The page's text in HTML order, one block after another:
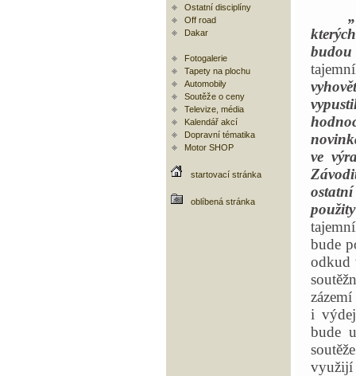
Ostatní disciplíny
Off road
Dakar
Fotogalerie
Tapety na plochu
Automobily
Soutěže o ceny
Televize, média
Kalendář akcí
Dopravní tématika
Motor SHOP
startovací stránka
oblíbená stránka
ve
bude
odkud
i
bude
využijí